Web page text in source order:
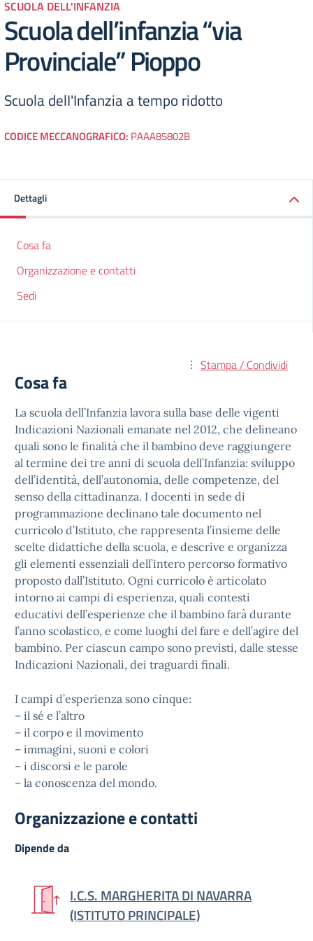
SCUOLA DELL'INFANZIA
Scuola dell’infanzia “via
Provinciale” Pioppo
Scuola delI'Infanzia a tempo ridotto
CODICE MECCANOGRAFICO: PAAA85802B
Dettagli
Cosa fa
Organizzazione e contatti
Sedi
Stampa / Condividi
Cosa fa
La scuola dell’Infanzia lavora sulla base delle vigenti
Indicazioni Nazionali emanate nel 2012, che delineano
quali sono le finalità che il bambino deve raggiungere
al termine dei tre anni di scuola dell’Infanzia: sviluppo
dell’identità, dell’autonomia, delle competenze, del
senso della cittadinanza. I docenti in sede di
programmazione declinano tale documento nel
curricolo d’Istituto, che rappresenta l’insieme delle
scelte didattiche della scuola, e descrive e organizza
gli elementi essenziali dell’intero percorso formativo
proposto dall’Istituto. Ogni curricolo è articolato
intorno ai campi di esperienza, quali contesti
educativi dell’esperienze che il bambino farà durante
l’anno scolastico, e come luoghi del fare e dell’agire del
bambino. Per ciascun campo sono previsti, dalle stesse
Indicazioni Nazionali, dei traguardi finali.
I campi d’esperienza sono cinque:
– il sé e l’altro
– il corpo e il movimento
– immagini, suoni e colori
– i discorsi e le parole
– la conoscenza del mondo.
Organizzazione e contatti
Dipende da
I.C.S. MARGHERITA DI NAVARRA
(ISTITUTO PRINCIPALE)